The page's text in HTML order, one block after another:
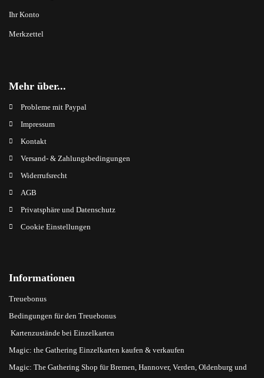
Ihr Konto
Merkzettel
Mehr über...
Probleme mit Paypal
Impressum
Kontakt
Versand- & Zahlungsbedingungen
Widerrufsrecht
AGB
Privatsphäre und Datenschutz
Cookie Einstellungen
Informationen
Treuebonus
Bedingungen für den Treuebonus
Kartenzustände bei Einzelkarten
Magic: the Gathering Einzelkarten kaufen & verkaufen
Magic: The Gathering Shop für Bremen, Hannover, Verden, Oldenburg und